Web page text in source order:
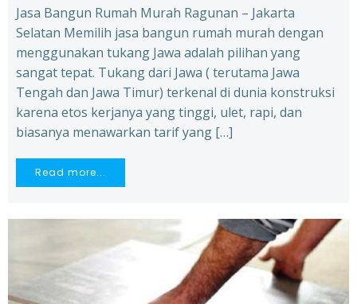
Jasa Bangun Rumah Murah Ragunan – Jakarta
Selatan Memilih jasa bangun rumah murah dengan
menggunakan tukang Jawa adalah pilihan yang
sangat tepat. Tukang dari Jawa ( terutama Jawa
Tengah dan Jawa Timur) terkenal di dunia konstruksi
karena etos kerjanya yang tinggi, ulet, rapi, dan
biasanya menawarkan tarif yang […]
Read more...